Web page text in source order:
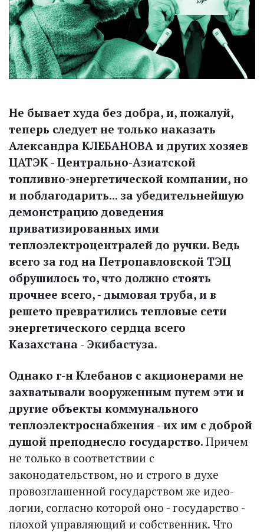
Не бывает худа без добра, и, пожалуй,
теперь следует не только наказать
Александра КЛЕБАНОВА и других хозяев
ЦАТЭК - Центрально-Азиатской
топливно-энергетической компании, но
и поблагодарить... за убедительнейшую
демонстрацию доведения
приватизированных ими
теплоэлектроцентралей до ручки. Ведь
всего за год на Петропавловской ТЭЦ
обрушилось то, что должно стоять
прочнее всего, - дымовая труба, и в
решето превратились тепловые сети
энергетического сердца всего
Казахстана - Экибастуза.
Однако г-н Клебанов с акционерами не
захватывали вооруженным путем эти и
другие объекты коммунального
теплоэлектроснабжения - их им с доброй
душой преподнесло государство. Причем
не только в соответствии с
законодательством, но и строго в духе
провозглашенной государством же идео­
логии, согласно которой оно - государство -
плохой управляющий и собственник. Что